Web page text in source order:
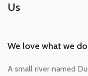
Us
We love what we do
A small river named